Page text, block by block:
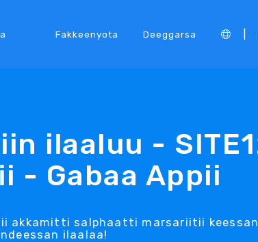
Fakkeenyota Deeggarsa
ilaaluu -
- Gabaa Appii
akkamitti salphaatti marsariitii
ilaalaa!